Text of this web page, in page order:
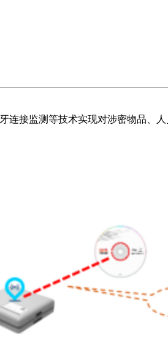
连接监测等技术实现对涉密物品、